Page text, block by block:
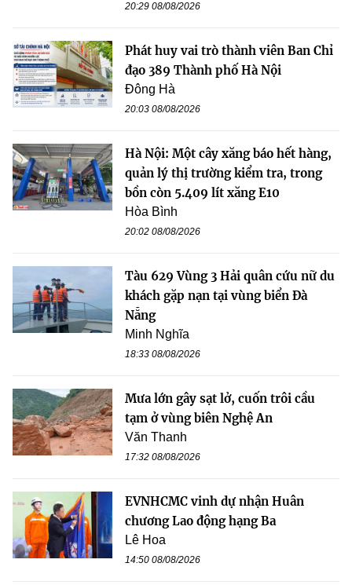
20:29 08/08/2026
Phát huy vai trò thành viên Ban Chỉ
đạo 389 Thành phố Hà Nội
Đông Hà
20:03 08/08/2026
Hà Nội: Một cây xăng báo hết hàng,
quản lý thị trường kiểm tra, trong
bồn còn 5.409 lít xăng E10
Hòa Bình
20:02 08/08/2026
Tàu 629 Vùng 3 Hải quân cứu nữ du
khách gặp nạn tại vùng biển Đà
Nẵng
Minh Nghĩa
18:33 08/08/2026
Mưa lớn gây sạt lở, cuốn trôi cầu
tạm ở vùng biên Nghệ An
Văn Thanh
17:32 08/08/2026
EVNHCMC vinh dự nhận Huân
chương Lao động hạng Ba
Lê Hoa
14:50 08/08/2026